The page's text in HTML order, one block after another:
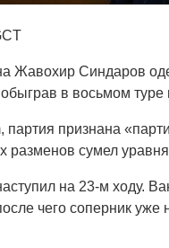
Жавохир Синдаров
в восьмом
признана
разменов сумел
на 23-м ходу.
чего соперник